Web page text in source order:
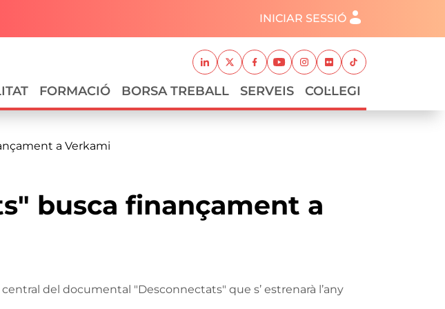
Menú del compte d'usuari
INICIAR SESSIÓ
Xarxes socials
LinkedinTwitterFacebook
YoutubeInstagram
FlickrTikTok
principal
FORMACIÓ BORSA TREBALL SERVEIS COL·LEGI
a Verkami
busca finançament a
del documental "Desconnectats" que s’ estrenarà l’any